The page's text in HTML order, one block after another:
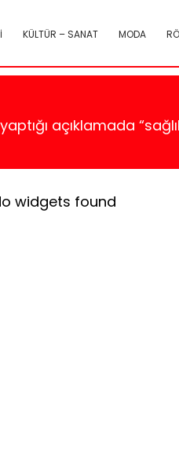
KÜLTÜR – SANAT MODA
açıklamada
widgets found